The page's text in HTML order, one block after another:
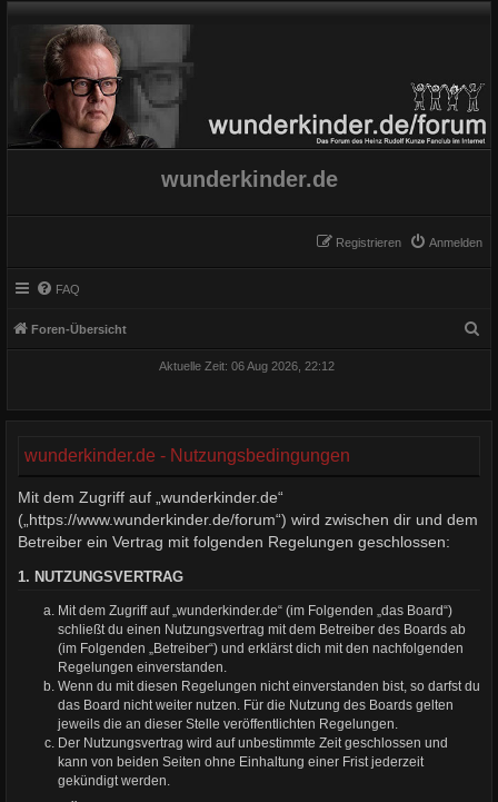
wunderkinder.de
Anmelden
Registrieren
FAQ
Foren-Übersicht
Aktuelle Zeit: 06 Aug 2026, 22:12
wunderkinder.de - Nutzungsbedingungen
Mit dem Zugriff auf „wunderkinder.de“
(„https://www.wunderkinder.de/forum“) wird zwischen dir und dem
Betreiber ein Vertrag mit folgenden Regelungen geschlossen:
1. NUTZUNGSVERTRAG
Mit dem Zugriff auf „wunderkinder.de“ (im Folgenden „das Board“)
schließt du einen Nutzungsvertrag mit dem Betreiber des Boards ab
(im Folgenden „Betreiber“) und erklärst dich mit den nachfolgenden
Regelungen einverstanden.
Wenn du mit diesen Regelungen nicht einverstanden bist, so darfst du
das Board nicht weiter nutzen. Für die Nutzung des Boards gelten
jeweils die an dieser Stelle veröffentlichten Regelungen.
Der Nutzungsvertrag wird auf unbestimmte Zeit geschlossen und
kann von beiden Seiten ohne Einhaltung einer Frist jederzeit
gekündigt werden.